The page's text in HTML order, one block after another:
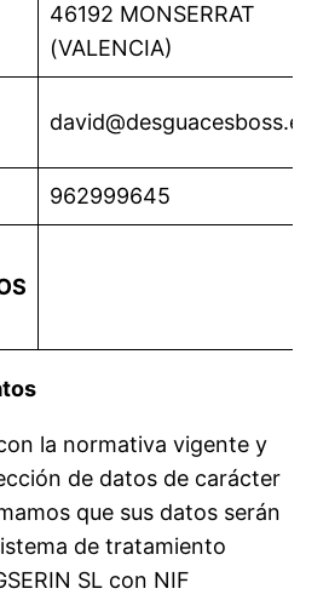
46192 MONSERRAT
(VALENCIA)
david@desguacesboss.es
962999645
la normativa vigente y
de datos de carácter
que sus datos serán
de tratamiento
SL con NIF